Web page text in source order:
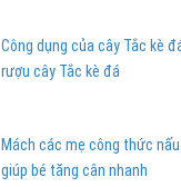
Công dụng của cây Tắc kè
rượu cây Tắc kè đá
Mách các mẹ công thức
giúp bé tăng cân nhanh